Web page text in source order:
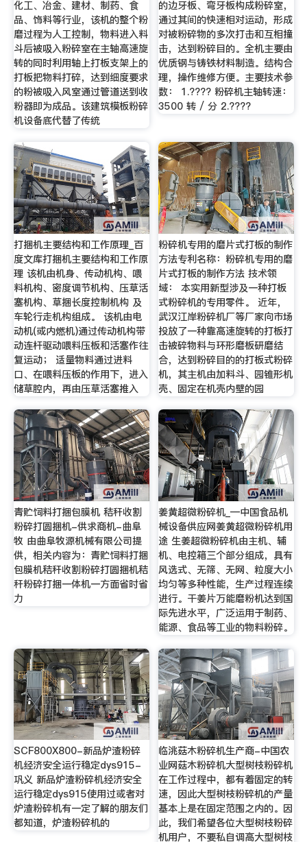
化工、冶金、建材、制药、食
品、饰料等行业，该机的整个粉
磨过程为人工控制，物料进入料
斗后被吸入粉碎室在主轴高速旋
转的同时利用轴上打板支架上的
打板把物料打碎，达到细度要求
的粉被吸入风室通过管道送到收
粉器即为成品。该建筑模板粉碎
机设备底代替了传统
的边牙板、弯牙板构成粉碎室，
通过其间的快速相对运动，形成
对被粉碎物的多次打击和互相撞
击，达到粉碎目的。全机主要由
优质钢与铸铁材料制造。结构合
理，操作维修方便。主要技术参
数： 1.???? 粉碎机主轴转速：
3500 转 / 分 2.????
打捆机主要结构和工作原理_百
度文库打捆机主要结构和工作原
理 该机由机身、传动机构、喂
料机构、密度调节机构、压草活
塞机构、草捆长度控制机构 及
车轮行走机构组成。 该机由电
动机(或内燃机)通过传动机构带
动连杆驱动喂料压板和活塞作往
复运动； 适量物料通过进料
口、在喂料压板的作用下，进入
储草腔内，再由压草活塞推入
粉碎机专用的磨片式打板的制作
方法专利名称：粉碎机专用的磨
片式打板的制作方法 技术领
域： 本实用新型涉及一种打板
式粉碎机的专用零件。 近年，
武汉江岸粉碎机厂等厂家向市场
投放了一种靠高速旋转的打板打
击被碎物料与环形磨板研磨结
合，达到粉碎目的的打板式粉碎
机，其主机由加料斗、园锥形机
壳、固定在机壳内壁的园
青贮饲料打捆包膜机 秸秆收割
粉碎打圆捆机-供求商机-曲阜
牧 由曲阜牧源机械有限公司提
供，相关内容为：青贮饲料打捆
包膜机秸秆收割粉碎打圆捆机秸
秆粉碎打捆一体机一方面省时省
力
姜黄超微粉碎机_—中国食品机
械设备供应网姜黄超微粉碎机用
途 生姜超微粉碎机由主机、辅
机、电控箱三个部分组成，具有
风选式、无筛、无网、粒度大小
均匀等多种性能，生产过程连续
进行。干姜片万能磨粉机达到国
际先进水平，广泛运用于制药、
能源、食品等工业的物料粉碎。
SCF800X800-新品炉渣粉碎
机经济安全运行稳定dys915-
巩义 新品炉渣粉碎机经济安全
运行稳定dys915使用过或者对
炉渣粉碎机有一定了解的朋友们
都知道，炉渣粉碎机的
临洮菇木粉碎机生产商-中国农
业网菇木粉碎机大型树枝粉碎机
在工作过程中，都有着固定的转
速，因此大型树枝粉碎机的产量
基本上是在固定范围之内的。因
此，我们希望各位大型树枝粉碎
机用户，不要私自调高大型树枝